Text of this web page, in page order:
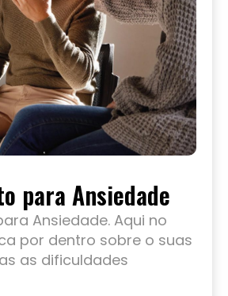
para Ansiedade
Ansiedade. Aqui no
por dentro sobre o suas
as dificuldades